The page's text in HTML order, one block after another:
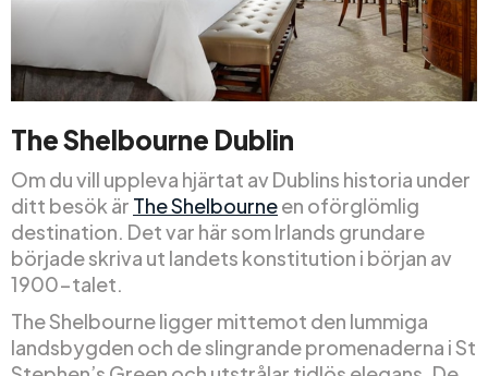
The Shelbourne Dublin
Om du vill uppleva hjärtat av Dublins historia under
ditt besök är The Shelbourneen oförglömlig
destination. Det var här som Irlands grundare
började skriva ut landets konstitution i början av
1900-talet.
The Shelbourne ligger mittemot den lummiga
landsbygden och de slingrande promenaderna i St